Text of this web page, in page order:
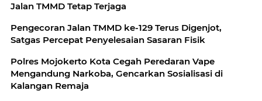
Jalan TMMD Tetap Terjaga
Pengecoran Jalan TMMD ke-129 Terus Digenjot,
Satgas Percepat Penyelesaian Sasaran Fisik
Polres Mojokerto Kota Cegah Peredaran Vape
Mengandung Narkoba, Gencarkan Sosialisasi di
Kalangan Remaja